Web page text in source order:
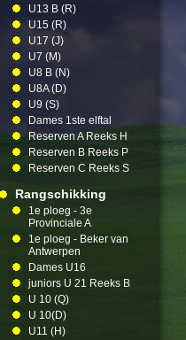
U13 B (R)
U15 (R)
U17 (J)
U7 (M)
U8 B (N)
U8A (D)
U9 (S)
Dames 1ste elftal
Reserven A Reeks H
Reserven B Reeks P
Reserven C Reeks S
Rangschikking
1e ploeg - 3e
Provinciale A
1e ploeg - Beker van
Antwerpen
Dames U16
juniors U 21 Reeks B
U 10 (Q)
U 10(D)
U11 (H)